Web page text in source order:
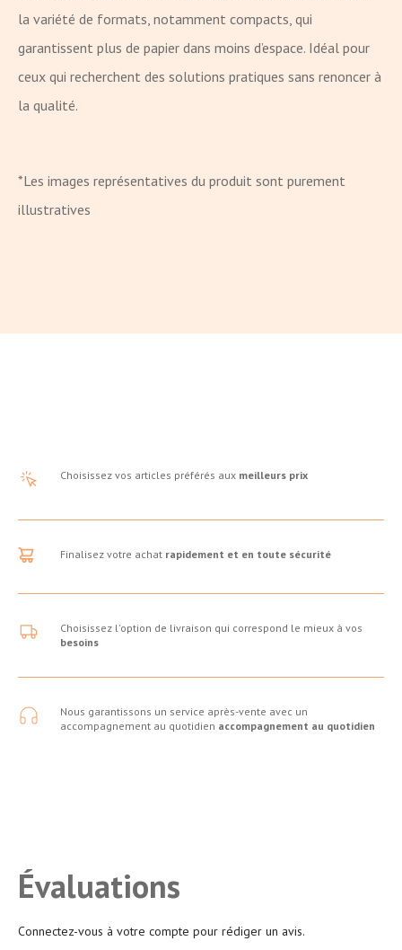
la variété de formats, notamment compacts, qui
garantissent plus de papier dans moins d’espace. Idéal pour
ceux qui recherchent des solutions pratiques sans renoncer à
la qualité.
*Les images représentatives du produit sont purement
illustratives
Choisissez vos articles préférés aux meilleurs prix
Finalisez votre achat rapidement et en toute sécurité
Choisissez l'option de livraison qui correspond le mieux à vos
besoins
Nous garantissons un service après-vente avec un
accompagnement au quotidien accompagnement au quotidien
Évaluations
Connectez-vous à votre compte pour rédiger un avis.